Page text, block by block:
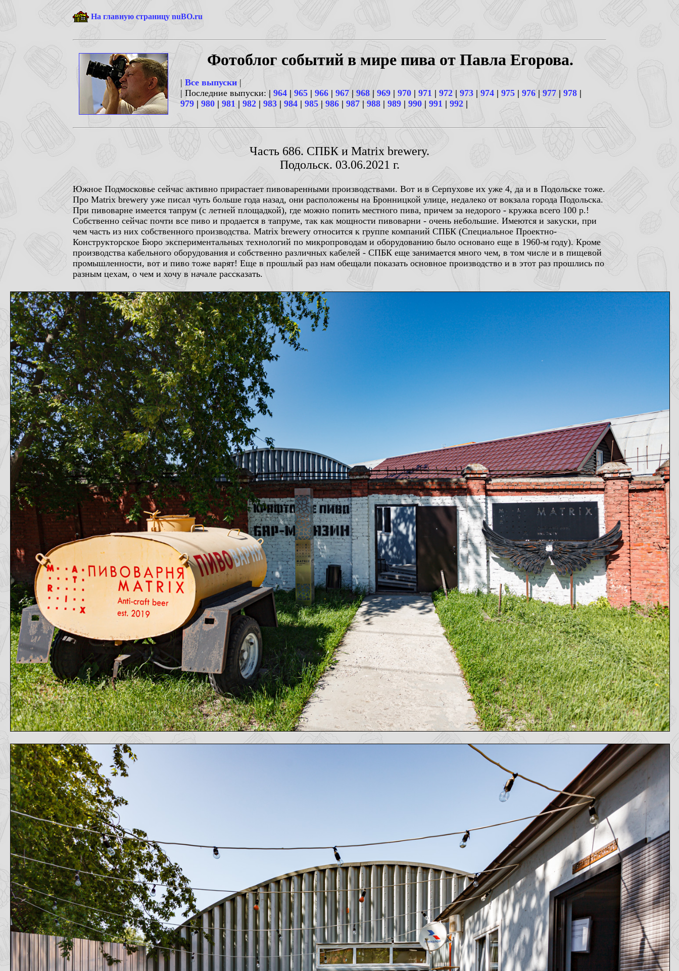
На главную страницу nuBO.ru
Фотоблог событий в мире пива от Павла Егорова.
| Все выпуски |
| Последние выпуски: | 964 | 965 | 966 | 967| 968 | 969 | 970 | 971 | 972 | 973 | 974 | 975 | 976| 977 | 978 |
979 | 980 | 981 | 982 | 983 | 984 | 985 | 986 | 987|988 | 989 | 990 | 991 | 992 |
Часть 686. СПБК и Matrix brewery.
Подольск. 03.06.2021 г.
Южное Подмосковье сейчас активно прирастает пивоваренными производствами. Вот и в Серпухове их уже 4, да и в Подольске тоже.
Про Matrix brewery уже писал чуть больше года назад, они расположены на Бронницкой улице, недалеко от вокзала города Подольска.
При пивоварне имеется тапрум (с летней площадкой), где можно попить местного пива, причем за недорого - кружка всего 100 р.!
Собственно сейчас почти все пиво и продается в тапруме, так как мощности пивоварни - очень небольшие. Имеются и закуски, при
чем часть из них собственного производства. Matrix brewery относится к группе компаний СПБК (Специальное Проектно-
Конструкторское Бюро экспериментальных технологий по микропроводам и оборудованию было основано еще в 1960-м году). Кроме
производства кабельного оборудования и собственно различных кабелей - СПБК еще занимается много чем, в том числе и в пищевой
промышленности, вот и пиво тоже варят! Еще в прошлый раз нам обещали показать основное производство и в этот раз прошлись по
разным цехам, о чем и хочу в начале рассказать.